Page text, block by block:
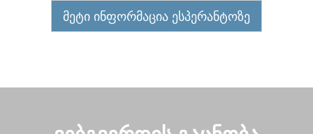
მეტი ინფორმაცია ესპერანტოზე